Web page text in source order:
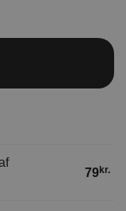
gear, Sort antal
79kr.